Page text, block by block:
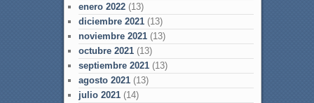
enero 2022(13)
diciembre 2021(13)
noviembre 2021(13)
octubre 2021(13)
septiembre 2021(13)
agosto 2021(13)
julio 2021(14)